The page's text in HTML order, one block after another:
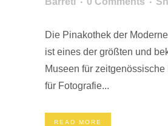
Die Pinakothek der
ist eines der größten und
Museen für zeitgenössische
für Fotografie...
READ MORE